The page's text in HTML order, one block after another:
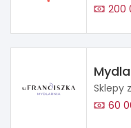
200
Sklepy
60